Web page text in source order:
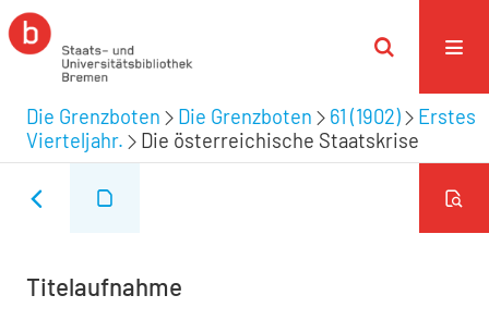
Die Grenzboten Die Grenzboten 61 (1902)
Erstes
Vierteljahr.
Die österreichische Staatskrise
Titelaufnahme